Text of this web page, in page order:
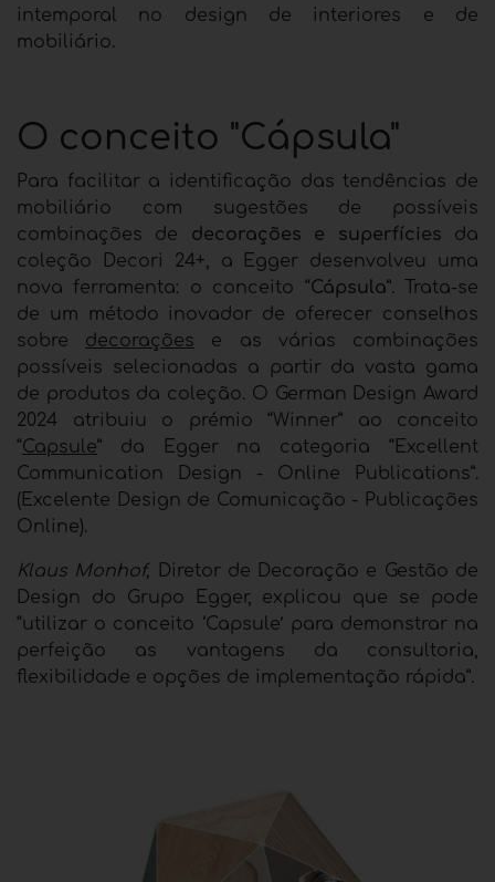
intemporal no design de interiores e de
mobiliário.
O conceito "Cápsula"
Para facilitar a identificação das tendências de
mobiliário com sugestões de possíveis
combinações de decorações e superfícies da
coleção Decori 24+, a Egger desenvolveu uma
nova ferramenta: o conceito “Cápsula”. Trata-se
de um método inovador de oferecer conselhos
sobre decorações e as várias combinações
possíveis selecionadas a partir da vasta gama
de produtos da coleção. O German Design Award
2024 atribuiu o prémio “Winner” ao conceito
“Capsule” da Egger na categoria “Excellent
Communication Design - Online Publications”.
(Excelente Design de Comunicação - Publicações
Online).
Klaus Monhof, Diretor de Decoração e Gestão de
Design do Grupo Egger, explicou que se pode
“utilizar o conceito ‘Capsule’ para demonstrar na
perfeição as vantagens da consultoria,
flexibilidade e opções de implementação rápida”.